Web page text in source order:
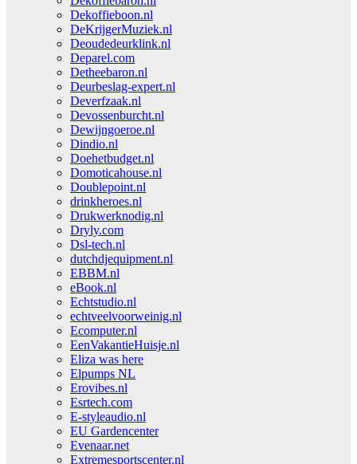
Dekoffieboon.nl
DeKrijgerMuziek.nl
Deoudedeurklink.nl
Deparel.com
Detheebaron.nl
Deurbeslag-expert.nl
Deverfzaak.nl
Devossenburcht.nl
Dewijngoeroe.nl
Dindio.nl
Doehetbudget.nl
Domoticahouse.nl
Doublepoint.nl
drinkheroes.nl
Drukwerknodig.nl
Dryly.com
Dsl-tech.nl
dutchdjequipment.nl
EBBM.nl
eBook.nl
Echtstudio.nl
echtveelvoorweinig.nl
Ecomputer.nl
EenVakantieHuisje.nl
Eliza was here
Elpumps NL
Erovibes.nl
Esrtech.com
E-styleaudio.nl
EU Gardencenter
Evenaar.net
Extremesportscenter.nl